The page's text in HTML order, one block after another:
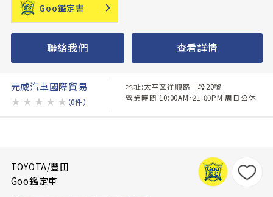
Goo鑑定書
聯絡我們 查看詳情
元威汽車國際貿易
★ ★ ★ ★ ★ （0件）
地址:太平區祥順路一段20號
營業時間:10:00AM~21:00PM 周日公休
TOYOTA/豐田
Goo鑑定車